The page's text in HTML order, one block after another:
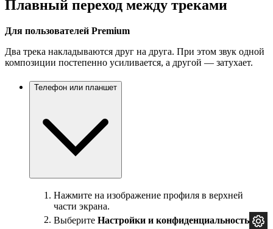
Плавный переход между треками
Для пользователей Premium
Два трека накладываются друг на друга. При этом звук одной
композиции постепенно усиливается, а другой — затухает.
Телефон или планшет
Нажмите на изображение профиля в верхней
части экрана.
Выберите Настройки и конфиденциальность